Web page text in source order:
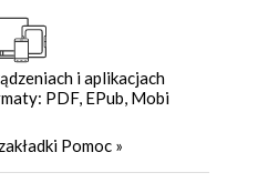
i aplikacjach
PDF, EPub, Mobi
Pomoc »